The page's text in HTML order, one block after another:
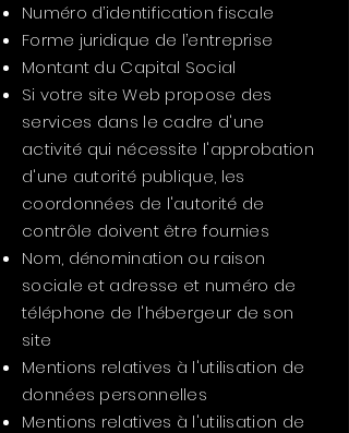
Numéro d’identification fiscale
Forme juridique de l’entreprise
Montant du Capital Social
Si votre site Web propose des
services dans le cadre d'une
activité qui nécessite l'approbation
d'une autorité publique, les
coordonnées de l'autorité de
contrôle doivent être fournies
Nom, dénomination ou raison
sociale et adresse et numéro de
téléphone de l'hébergeur de son
site
Mentions relatives à l'utilisation de
données personnelles
Mentions relatives à l'utilisation de